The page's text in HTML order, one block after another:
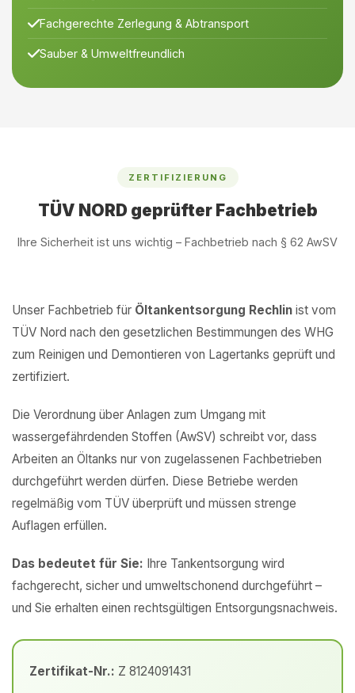
Fachgerechte Zerlegung & Abtransport
Sauber & Umweltfreundlich
ZERTIFIZIERUNG
TÜV NORD geprüfter Fachbetrieb
Ihre Sicherheit ist uns wichtig – Fachbetrieb nach § 62 AwSV
Unser Fachbetrieb für Öltankentsorgung Rechlin ist vom
TÜV Nord nach den gesetzlichen Bestimmungen des WHG
zum Reinigen und Demontieren von Lagertanks geprüft und
zertifiziert.
Die Verordnung über Anlagen zum Umgang mit
wassergefährdenden Stoffen (AwSV) schreibt vor, dass
Arbeiten an Öltanks nur von zugelassenen Fachbetrieben
durchgeführt werden dürfen. Diese Betriebe werden
regelmäßig vom TÜV überprüft und müssen strenge
Auflagen erfüllen.
Das bedeutet für Sie: Ihre Tankentsorgung wird
fachgerecht, sicher und umweltschonend durchgeführt –
und Sie erhalten einen rechtsgültigen Entsorgungsnachweis.
Zertifikat-Nr.: Z 8124091431